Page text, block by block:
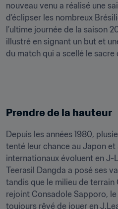
nouveau venu a réalisé une
d’éclipser les nombreux
l’ultime journée de la saison
illustré en signant un but et
du match qui a scellé le sacre
Prendre de la hauteur
Depuis les années 1980,
tenté leur chance au Japon
internationaux évoluent en J-
Teerasil Dangda a posé ses
tandis que le milieu de terrain
rejoint Consadole Sapporo, le
toujours rêvé de jouer en